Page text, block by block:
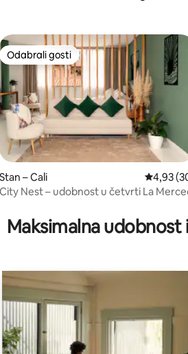
gosti”
4,97/5, recenzija: 59
Odabrali gosti
Odabrali gosti
Stan – Cali
4,93
City Nest – udobnost u četvrti La
Maksimalna